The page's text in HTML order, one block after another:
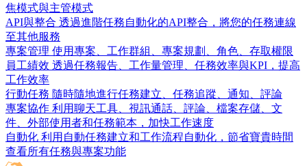
焦模式與主管模式
API與整合 透過進階任務自動化的API整合，將您的任務連線
至其他服務
專案管理 使用專案、工作群組、專案規劃、角色、存取權限
員工績效 透過任務報告、工作量管理、任務效率與KPI，提高
工作效率
行動任務 隨時隨地進行任務建立、任務追蹤、通知、評論
專案協作 利用聊天工具、視訊通話、評論、檔案存儲、文
件、外部使用者和任務範本，加快工作速度
自動化 利用自動任務建立和工作流程自動化，節省寶貴時間
查看所有任務與專案功能